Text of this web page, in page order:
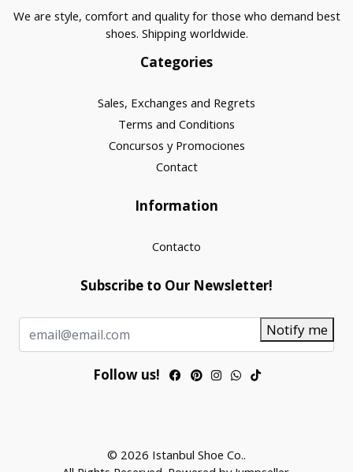
We are style, comfort and quality for those who demand best
shoes. Shipping worldwide.
Categories
Sales, Exchanges and Regrets
Terms and Conditions
Concursos y Promociones
Contact
Information
Contacto
Subscribe to Our Newsletter!
Notify me
Follow us!
© 2026 Istanbul Shoe Co..